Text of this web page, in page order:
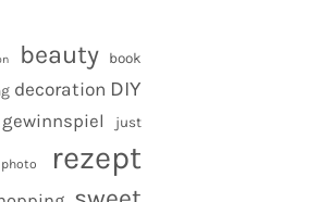
beauty
book
decoration DIY
gewinnspiel just
photo rezept